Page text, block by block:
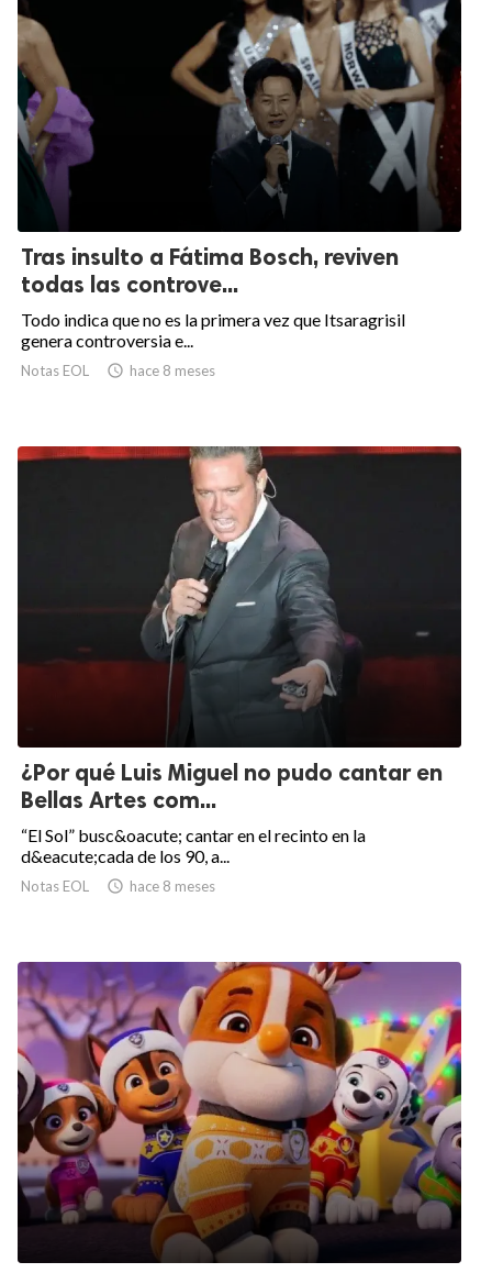
Tras insulto a Fátima Bosch, reviven
todas las controve...
Todo indica que no es la primera vez que Itsaragrisil
genera controversia e...
Notas EOL  hace 8 meses
¿Por qué Luis Miguel no pudo cantar en
Bellas Artes com...
“El Sol” busc&oacute; cantar en el recinto en la
d&eacute;cada de los 90, a...
Notas EOL  hace 8 meses